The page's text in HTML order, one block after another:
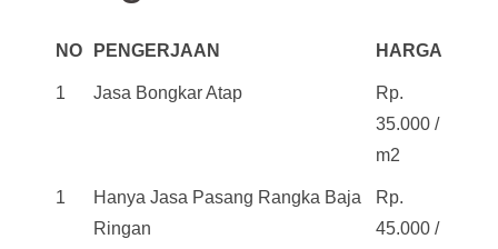
NO PENGERJAAN HARGA
1 Jasa Bongkar Atap
Rp.
35.000 /
m2
1
Hanya Jasa Pasang Rangka Baja
Ringan
Rp.
45.000 /